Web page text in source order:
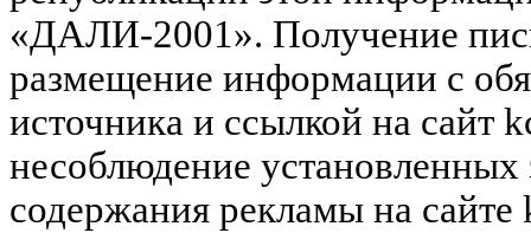
«ДАЛИ-2001». Получение
размещение информации с
источника и ссылкой на сайт
несоблюдение установленных
содержания рекламы на сайте